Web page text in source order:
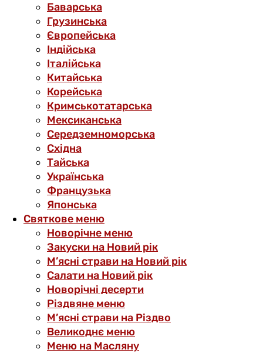
Баварська
Грузинська
Європейська
Індійська
Італійська
Китайська
Корейська
Кримськотатарська
Мексиканська
Середземноморська
Східна
Тайська
Українська
Французька
Японська
Святкове меню
Новорічне меню
Закуски на Новий рік
М’ясні страви на Новий рік
Салати на Новий рік
Новорічні десерти
Різдвяне меню
М’ясні страви на Різдво
Великоднє меню
Меню на Масляну